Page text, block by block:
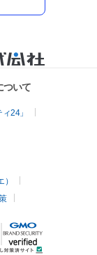
ついて
24」